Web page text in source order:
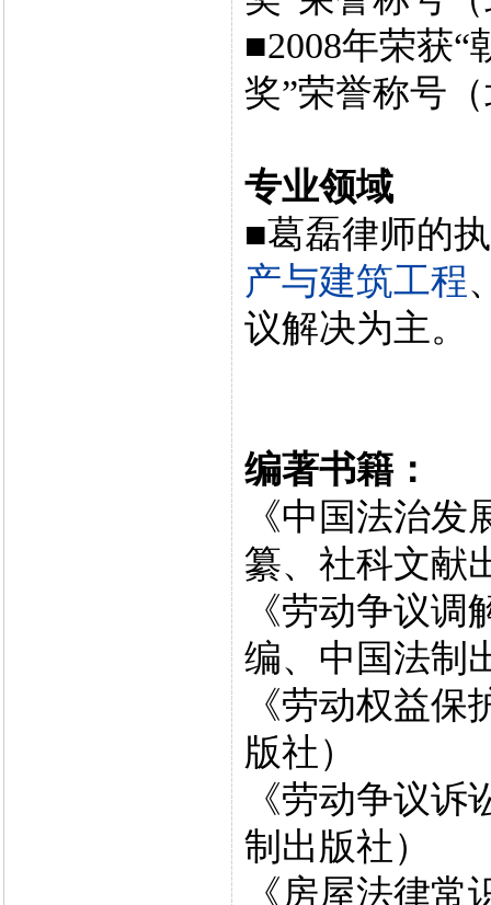
■2008年荣获
奖”荣誉称号
专业领域
■葛磊律师的
产与建筑工程
议解决为主。
编著书籍：
《中国法治发
纂、社科文献
《劳动争议
编、中国法制
《劳动权益
版社）
《劳动争议
制出版社）
《房屋法律